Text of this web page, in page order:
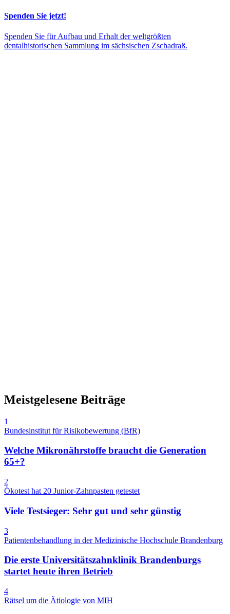
Spenden Sie jetzt!
Spenden Sie für Aufbau und Erhalt der weltgrößten
dentalhistorischen Sammlung im sächsischen Zschadraß.
Meistgelesene Beiträge
1
Bundesinstitut für Risikobewertung (BfR)
Welche Mikronährstoffe braucht die Generation
65+?
2
Ökotest hat 20 Junior-Zahnpasten getestet
Viele Testsieger: Sehr gut und sehr günstig
3
Patientenbehandlung in der Medizinische Hochschule Brandenburg
Die erste Universitätszahnklinik Brandenburgs
startet heute ihren Betrieb
4
Rätsel um die Ätiologie von MIH